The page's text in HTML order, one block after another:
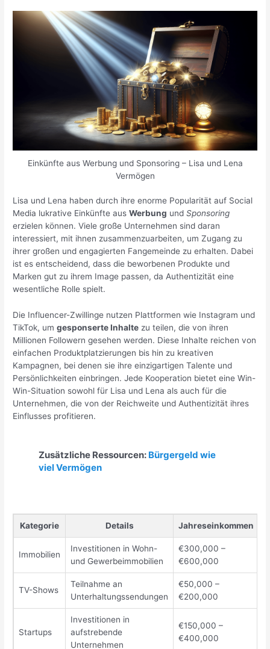
Einkünfte aus Werbung und Sponsoring – Lisa und Lena
Vermögen
Lisa und Lena haben durch ihre enorme Popularität auf Social
Media lukrative Einkünfte ausWerbung undSponsoring
erzielen können. Viele große Unternehmen sind daran
interessiert, mit ihnen zusammenzuarbeiten, um Zugang zu
ihrer großen und engagierten Fangemeinde zu erhalten. Dabei
ist es entscheidend, dass die beworbenen Produkte und
Marken gut zu ihrem Image passen, da Authentizität eine
wesentliche Rolle spielt.
Die Influencer-Zwillinge nutzen Plattformen wie Instagram und
TikTok, umgesponserte Inhalte zu teilen, die von ihren
Millionen Followern gesehen werden. Diese Inhalte reichen von
einfachen Produktplatzierungen bis hin zu kreativen
Kampagnen, bei denen sie ihre einzigartigen Talente und
Persönlichkeiten einbringen. Jede Kooperation bietet eine Win-
Win-Situation sowohl für Lisa und Lena als auch für die
Unternehmen, die von der Reichweite und Authentizität ihres
Einflusses profitieren.
Zusätzliche Ressourcen: Bürgergeld wie
viel Vermögen
Kategorie Details Jahreseinkommen
Immobilien
Investitionen in Wohn-
und Gewerbeimmobilien
€300,000 –
€600,000
TV-Shows
Teilnahme an
Unterhaltungssendungen
€50,000 –
€200,000
Startups
Investitionen in
aufstrebende
Unternehmen
€150,000 –
€400,000